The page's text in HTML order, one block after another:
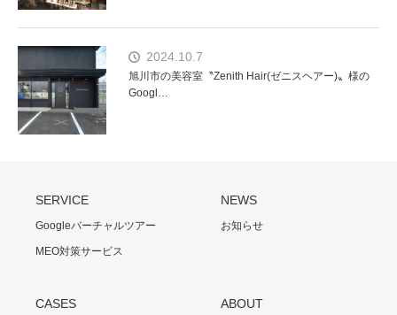
2024.10.7
旭川市の美容室〝Zenith Hair(ゼニスヘアー)〟様の
Googl…
SERVICE
Googleバーチャルツアー
MEO対策サービス
NEWS
お知らせ
CASES ABOUT